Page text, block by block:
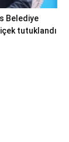
Belediye
tutuklandı